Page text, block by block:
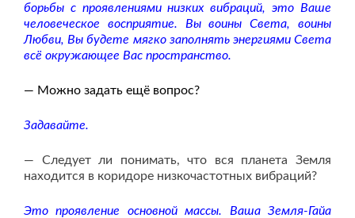
борьбы с проявлениями низких вибраций, это Ваше
человеческое восприятие. Вы воины Света, воины
Любви, Вы будете мягко заполнять энергиями Света
всё окружающее Вас пространство.
— Можно задать ещё вопрос?
Задавайте.
— Следует ли понимать, что вся планета Земля
находится в коридоре низкочастотных вибраций?
Это проявление основной массы. Ваша Земля-Гайа